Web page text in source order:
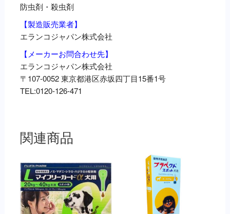
防虫剤・殺虫剤
【製造販売業者】
エランコジャパン株式会社
【メーカーお問合わせ先】
エランコジャパン株式会社
〒107-0052 東京都港区赤坂四丁目15番1号
TEL:0120-126-471
関連商品